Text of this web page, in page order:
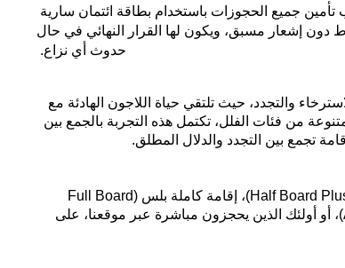
تأمين جميع الحجوزات باستخدام بطاقة ائتمان سارية
دون إشعار مسبق، ويكون لها القرار النهائي في حال
حدوث أي نزاع.
والتجدد، حيث تلتقي حياة اللاجون الهادئة مع
من فئات الفلل، تكتمل هذه التجربة بالجمع بين
تجمع بين التجدد والدلال المطلق.
، إقامة كاملة بلس
(Full Board
، أو أولئك الذين يحجزون مباشرة عبر موقعنا، على